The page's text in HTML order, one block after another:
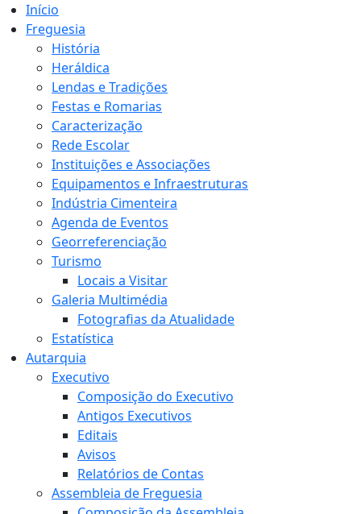
Início
Freguesia
História
Heráldica
Lendas e Tradições
Festas e Romarias
Caracterização
Rede Escolar
Instituições e Associações
Equipamentos e Infraestruturas
Indústria Cimenteira
Agenda de Eventos
Georreferenciação
Turismo
Locais a Visitar
Galeria Multimédia
Fotografias da Atualidade
Estatística
Autarquia
Executivo
Composição do Executivo
Antigos Executivos
Editais
Avisos
Relatórios de Contas
Assembleia de Freguesia